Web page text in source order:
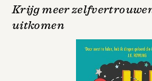
Krijg meer
uitkomen